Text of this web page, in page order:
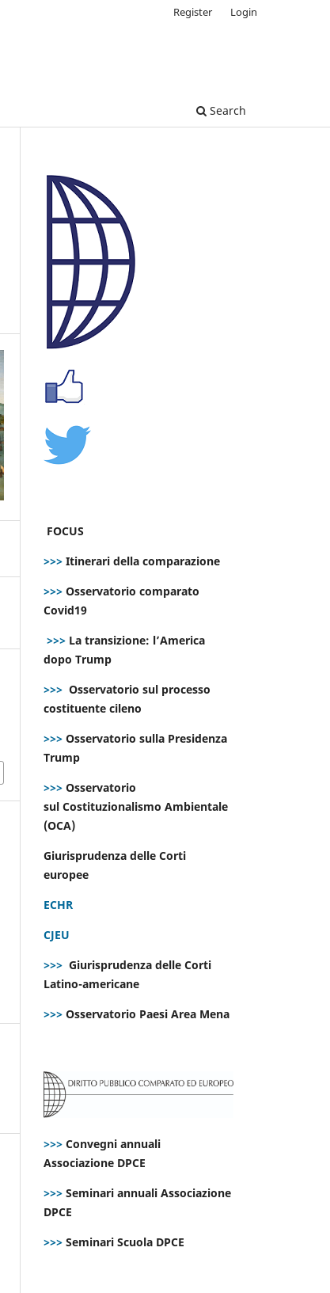
Search
Register Login
FOCUS
>>> Itinerari della comparazione
>>> Osservatorio comparato
Covid19
>>> La transizione: l’America
dopo Trump
>>> Osservatorio sul processo
costituente cileno
>>> Osservatorio sulla Presidenza
Trump
>>> Osservatorio
sul Costituzionalismo Ambientale
(OCA)
Giurisprudenza delle Corti
europee
ECHR
CJEU
>>> Giurisprudenza delle Corti
Latino-americane
>>> Osservatorio Paesi Area Mena
>>> Convegni annuali
Associazione DPCE
>>> Seminari annuali Associazione
DPCE
>>> Seminari Scuola DPCE